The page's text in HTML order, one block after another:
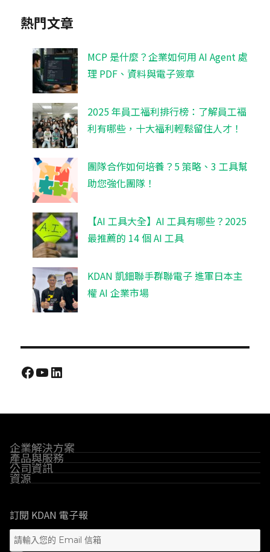
熱門文章
MCP 是什麼？企業如何用 AI Agent 處
理 PDF、資料與電子簽章
2025 年員工福利排行榜：了解員工褔
利有哪些，十大福利輕鬆留住人才！
團隊合作如何培養？5 策略、3 工具幫
助您強化團隊！
【AI 工具大全】AI 工具有哪些？2025
最推薦的 14 個 AI 工具
KDAN 凱鈿聯手群聯電子 進軍日本主
權 AI 企業市場
Facebook
YouTube
LinkedIn
企業解決方案
產品與服務
公司資訊
資源
訂閱 KDAN 電子報